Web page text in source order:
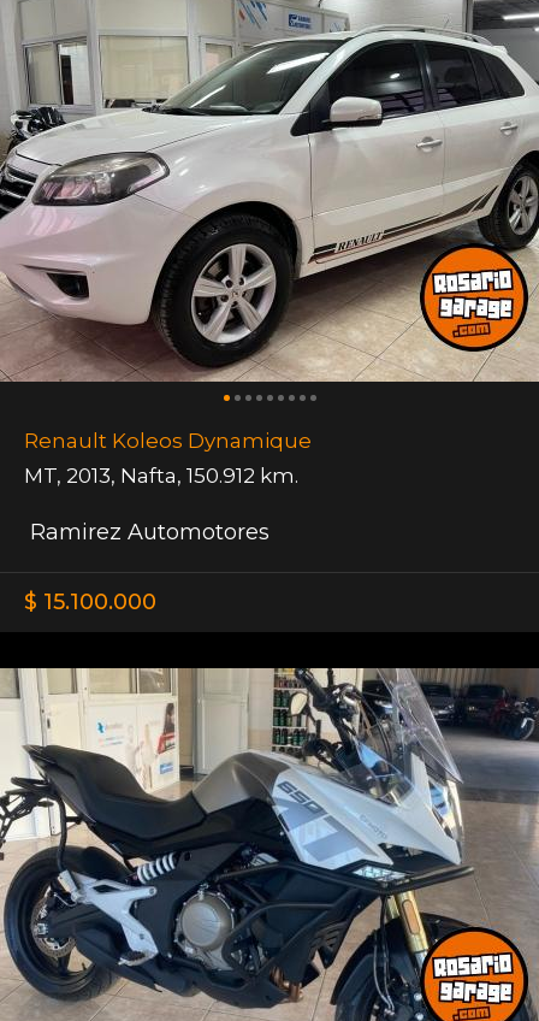
Renault Koleos Dynamique
MT, 2013, Nafta, 150.912 km.
Ramirez Automotores
$ 15.100.000